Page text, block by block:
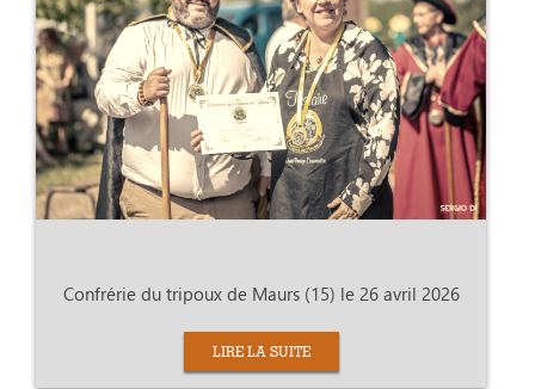
Confrérie du tripoux de Maurs (15) le 26 avril 2026
LIRE LA SUITE